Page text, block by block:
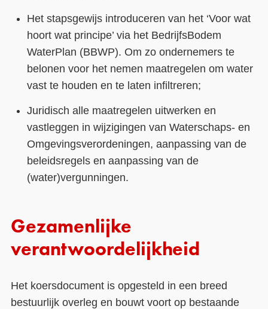
Het stapsgewijs introduceren van het ‘Voor wat
hoort wat principe’ via het BedrijfsBodem
WaterPlan (BBWP). Om zo ondernemers te
belonen voor het nemen maatregelen om water
vast te houden en te laten infiltreren;
Juridisch alle maatregelen uitwerken en
vastleggen in wijzigingen van Waterschaps- en
Omgevingsverordeningen, aanpassing van de
beleidsregels en aanpassing van de
(water)vergunningen.
Gezamenlijke
verantwoordelijkheid
Het koersdocument is opgesteld in een breed
bestuurlijk overleg en bouwt voort op bestaande